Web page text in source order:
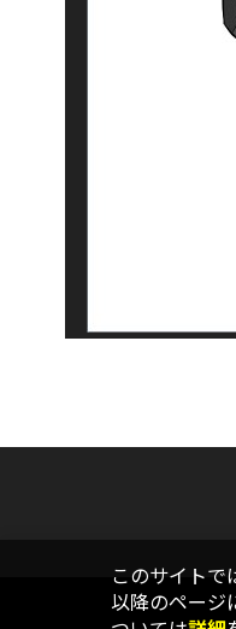
このサイトで
以降のページ